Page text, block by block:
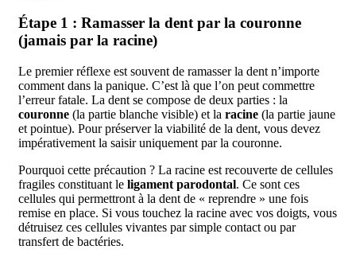
Étape 1 : Ramasser la dent par la couronne
(jamais par la racine)
Le premier réflexe est souvent de ramasser la dent n’importe
comment dans la panique. C’est là que l’on peut commettre
l’erreur fatale. La dent se compose de deux parties : la
couronne (la partie blanche visible) et la racine (la partie jaune
et pointue). Pour préserver la viabilité de la dent, vous devez
impérativement la saisir uniquement par la couronne.
Pourquoi cette précaution ? La racine est recouverte de cellules
fragiles constituant le ligament parodontal. Ce sont ces
cellules qui permettront à la dent de « reprendre » une fois
remise en place. Si vous touchez la racine avec vos doigts, vous
détruisez ces cellules vivantes par simple contact ou par
transfert de bactéries.